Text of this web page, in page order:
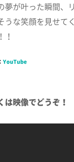
夢が叶った瞬間、
うな笑顔を見せて
！
YouTube
は映像でどうぞ！